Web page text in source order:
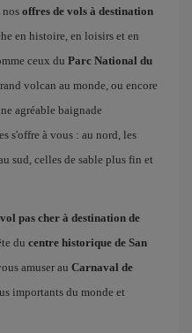
nos offres de vols à destination
en histoire, en loisirs et en
ceux du Parc National du
volcan au monde, ou encore
agréable baignade
s'offre à vous : au nord, les
sud, celles de sable plus fin et
vol pas cher à destination de
du centre historique de San
amuser au Carnaval de
importants du monde et